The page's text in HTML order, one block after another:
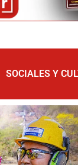
SOCIALES Y